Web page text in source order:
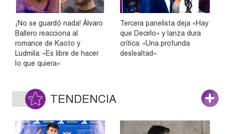
¡No se guardó nada! Álvaro
Ballero reacciona al
romance de Kaoto y
Ludmila: «Es libre de hacer
lo que quiera»
Tercera panelista deja «Hay
que Decirlo» y lanza dura
crítica: «Una profunda
deslealtad»
TENDENCIA